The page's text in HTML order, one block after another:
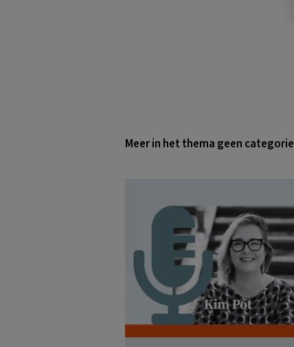
Meer in het thema geen categorie